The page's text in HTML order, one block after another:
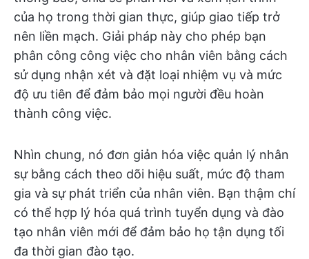
của họ trong thời gian thực, giúp giao tiếp trở
nên liền mạch. Giải pháp này cho phép bạn
phân công công việc cho nhân viên bằng cách
sử dụng nhận xét và đặt loại nhiệm vụ và mức
độ ưu tiên để đảm bảo mọi người đều hoàn
thành công việc.
Nhìn chung, nó đơn giản hóa việc quản lý nhân
sự bằng cách theo dõi hiệu suất, mức độ tham
gia và sự phát triển của nhân viên. Bạn thậm chí
có thể hợp lý hóa quá trình tuyển dụng và đào
tạo nhân viên mới để đảm bảo họ tận dụng tối
đa thời gian đào tạo.